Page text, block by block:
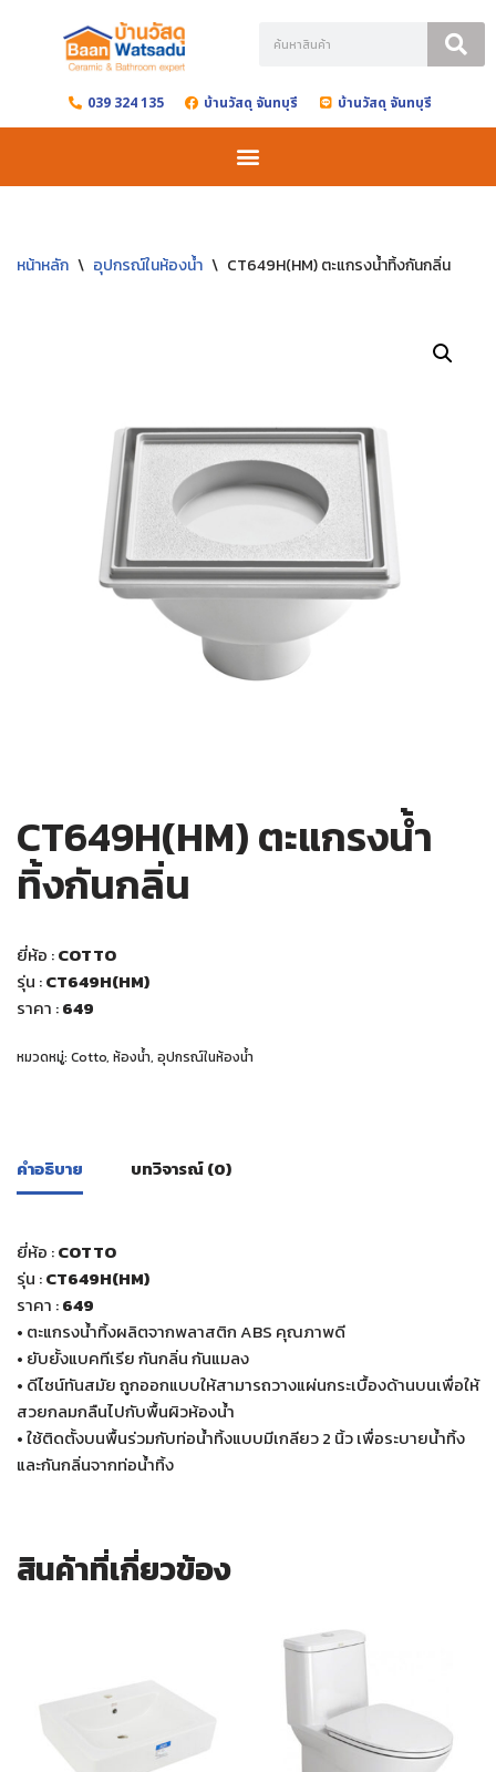
content 039 324 135 บ้านวัสดุ จันทบุรี บ้านวัสดุ จันทบุรี
หน้าหลัก \ อุปกรณ์ในห้องน้ำ \ CT649H(HM) ตะแกรงน้ำทิ้งกันกลิ่น
CT649H(HM) ตะแกรงน้ำ
ทิ้งกันกลิ่น
ยี่ห้อ :COTTO
รุ่น :CT649H(HM)
ราคา :649
หมวดหมู่: Cotto, ห้องน้ำ, อุปกรณ์ในห้องน้ำ
คำอธิบาย บทวิจารณ์ (0)
ยี่ห้อ :COTTO
รุ่น :CT649H(HM)
ราคา :649
• ตะแกรงน้ำทิ้งผลิตจากพลาสติก ABS คุณภาพดี
• ยับยั้งแบคทีเรีย กันกลิ่น กันแมลง
• ดีไซน์ทันสมัย ถูกออกแบบให้สามารถวางแผ่นกระเบื้องด้านบนเพื่อให้
สวยกลมกลืนไปกับพื้นผิวห้องน้ำ
• ใช้ติดตั้งบนพื้นร่วมกับท่อน้ำทิ้งแบบมีเกลียว 2 นิ้ว เพื่อระบายน้ำทิ้ง
และกันกลิ่นจากท่อน้ำทิ้ง
สินค้าที่เกี่ยวข้อง